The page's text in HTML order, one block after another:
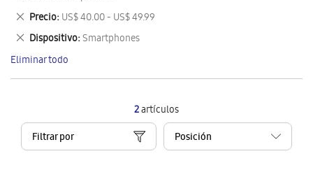
2artículos
Filtrar por
artículo
este
artículo
Precio US$ 40.00 - US$ 49.99
Eliminar
este
artículo
Dispositivo Smartphones
Eliminar
este
artículo
Eliminar todo